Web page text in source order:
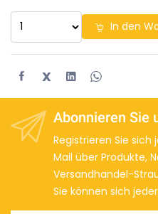
In den
X
Abonnieren Sie
Registrieren Sie
Mail über Produkte,
Versandhandel-
Sie können sich